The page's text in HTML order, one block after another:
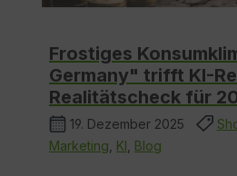
Frostiges
Germany" trifft KI-
Realitätscheck für
19. Dezember 2025
Marketing KI Blog